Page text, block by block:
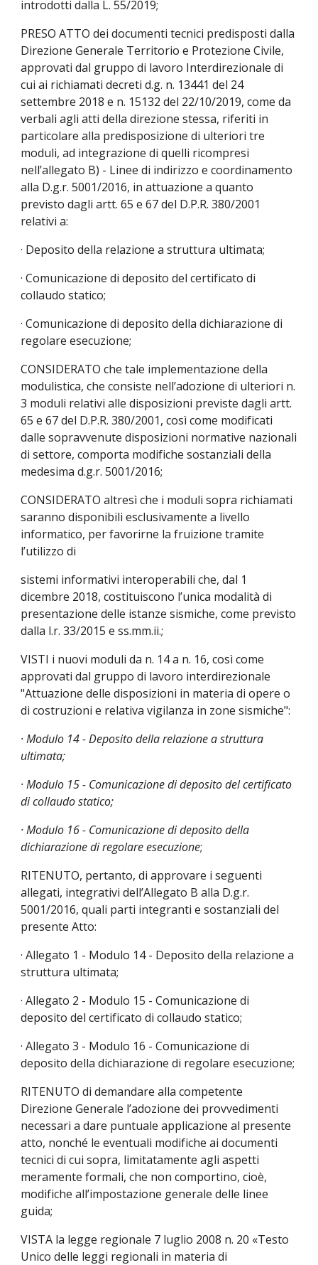
introdotti dalla L. 55/2019;
PRESO ATTO dei documenti tecnici predisposti dalla
Direzione Generale Territorio e Protezione Civile,
approvati dal gruppo di lavoro Interdirezionale di
cui ai richiamati decreti d.g. n. 13441 del 24
settembre 2018 e n. 15132 del 22/10/2019, come da
verbali agli atti della direzione stessa, riferiti in
particolare alla predisposizione di ulteriori tre
moduli, ad integrazione di quelli ricompresi
nell’allegato B) - Linee di indirizzo e coordinamento
alla D.g.r. 5001/2016, in attuazione a quanto
previsto dagli artt. 65 e 67 del D.P.R. 380/2001
relativi a:
· Deposito della relazione a struttura ultimata;
· Comunicazione di deposito del certificato di
collaudo statico;
· Comunicazione di deposito della dichiarazione di
regolare esecuzione;
CONSIDERATO che tale implementazione della
modulistica, che consiste nell’adozione di ulteriori n.
3 moduli relativi alle disposizioni previste dagli artt.
65 e 67 del D.P.R. 380/2001, così come modificati
dalle sopravvenute disposizioni normative nazionali
di settore, comporta modifiche sostanziali della
medesima d.g.r. 5001/2016;
CONSIDERATO altresì che i moduli sopra richiamati
saranno disponibili esclusivamente a livello
informatico, per favorirne la fruizione tramite
l’utilizzo di
sistemi informativi interoperabili che, dal 1
dicembre 2018, costituiscono l’unica modalità di
presentazione delle istanze sismiche, come previsto
dalla l.r. 33/2015 e ss.mm.ii.;
VISTI i nuovi moduli da n. 14 a n. 16, così come
approvati dal gruppo di lavoro interdirezionale
"Attuazione delle disposizioni in materia di opere o
di costruzioni e relativa vigilanza in zone sismiche":
· Modulo 14 - Deposito della relazione a struttura
ultimata;
· Modulo 15 - Comunicazione di deposito del certificato
di collaudo statico;
· Modulo 16 - Comunicazione di deposito della
dichiarazione di regolare esecuzione;
RITENUTO, pertanto, di approvare i seguenti
allegati, integrativi dell’Allegato B alla D.g.r.
5001/2016, quali parti integranti e sostanziali del
presente Atto:
· Allegato 1 - Modulo 14 - Deposito della relazione a
struttura ultimata;
· Allegato 2 - Modulo 15 - Comunicazione di
deposito del certificato di collaudo statico;
· Allegato 3 - Modulo 16 - Comunicazione di
deposito della dichiarazione di regolare esecuzione;
RITENUTO di demandare alla competente
Direzione Generale l’adozione dei provvedimenti
necessari a dare puntuale applicazione al presente
atto, nonché le eventuali modifiche ai documenti
tecnici di cui sopra, limitatamente agli aspetti
meramente formali, che non comportino, cioè,
modifiche all’impostazione generale delle linee
guida;
VISTA la legge regionale 7 luglio 2008 n. 20 «Testo
Unico delle leggi regionali in materia di